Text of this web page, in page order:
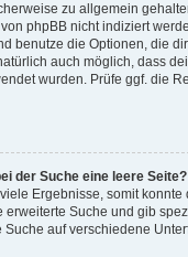
zu allgemein
phpBB nicht indiziert
benutze die Optionen, die
auch möglich, dass
wurden. Prüfe ggf. die
der Suche eine leere Seite?
Ergebnisse, somit
erweiterte Suche und gib
auf verschiedene